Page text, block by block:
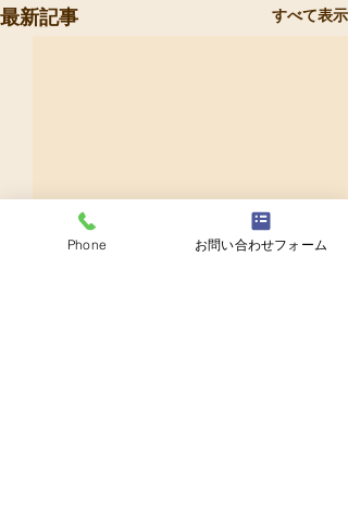
最新記事 すべて表示
Phone お問い合わせフォーム